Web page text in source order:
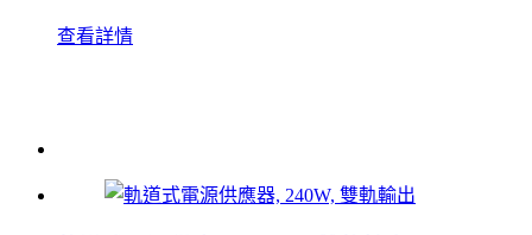
查看詳情